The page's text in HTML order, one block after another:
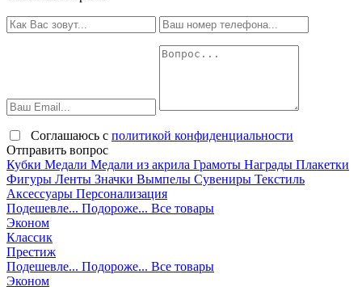
Соглашаюсь с политикой конфиденциальности
Отправить вопрос
Кубки Медали Медали из акрила Грамоты Награды Плакетки
Фигуры Ленты Значки Вымпелы Сувениры Текстиль
Аксессуары Персонализация
Подешевле... Подороже... Все товары
Эконом
Классик
Престиж
Подешевле... Подороже... Все товары
Эконом